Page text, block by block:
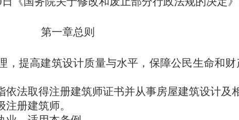
第一章总则
，提高建筑设计质量与水平，保障公民生命和
依法取得注册建筑师证书并从事房屋建筑设计及
册建筑师。